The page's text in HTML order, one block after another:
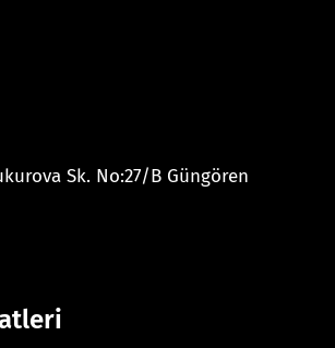
Sk. No:27/B Güngören